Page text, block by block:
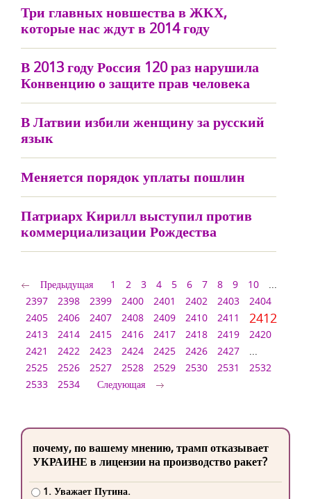
Три главных новшества в ЖКХ,
которые нас ждут в 2014 году
В 2013 году Россия 120 раз нарушила
Конвенцию о защите прав человека
В Латвии избили женщину за русский
язык
Меняется порядок уплаты пошлин
Патриарх Кирилл выступил против
коммерциализации Рождества
Предыдущая 1 2 3 4 5 6 7 8 9 10
...
2397
2398 2399 2400 2401 2402 2403
2404
2405
2406 2407 2408 2409 2410 2411 2412
2413 2414 2415 2416 2417 2418 2419
2420
2421
2422 2423 2424 2425 2426 2427
...
2525
2526 2527 2528 2529 2530 2531
2532
2533
2534 Следующая
почему, по вашему мнению, трамп отказывает
УКРАИНЕ в лицензии на производство ракет?
1. Уважает Путина.